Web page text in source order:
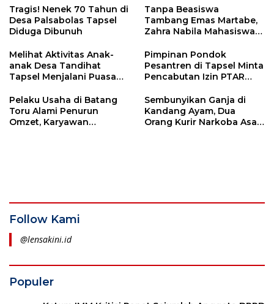
Saya Ragu Bisa Lanjutkan
Kuliah
Madina
Tragis! Nenek 70 Tahun di
Desa Palsabolas Tapsel
Diduga Dibunuh
Tanpa Beasiswa
Tambang Emas Martabe,
Zahra Nabila Mahasiswa
Sipenggeng Khawatir
Mimpinya Terkubur
Melihat Aktivitas Anak-
anak Desa Tandihat
Tapsel Menjalani Puasa
Tempat Pengungsian
Pimpinan Pondok
Pesantren di Tapsel Minta
Pencabutan Izin PTAR
Komprehensip
Pelaku Usaha di Batang
Toru Alami Penurun
Omzet, Karyawan
Sembunyikan Ganja di
Kandang Ayam, Dua
Orang Kurir Narkoba Asal
Follow Kami
@lensakini.id
Populer